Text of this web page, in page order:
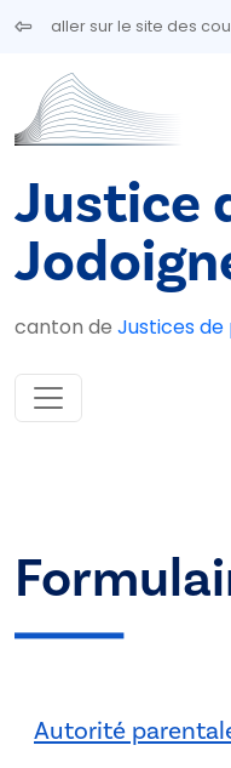
Aller au contenu principal
aller sur le site des
Justice
canton de Justices de
Autorité